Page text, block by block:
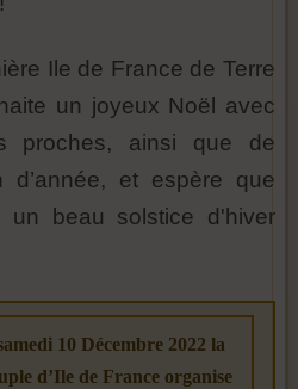
Ile de France de Terre
un joyeux Noël avec
proches, ainsi que de
et espère que
un beau solstice d'hiver
10 Décembre 2022 la
d’Ile de France organise